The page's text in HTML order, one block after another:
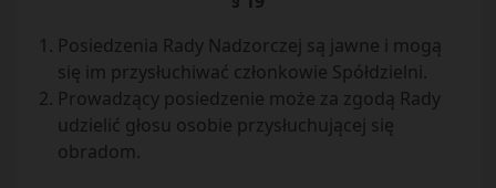
Posiedzenia Rady Nadzorczej są jawne i mogą
się im przysłuchiwać członkowie Spółdzielni.
Prowadzący posiedzenie może za zgodą Rady
udzielić głosu osobie przysłuchującej się
obradom.